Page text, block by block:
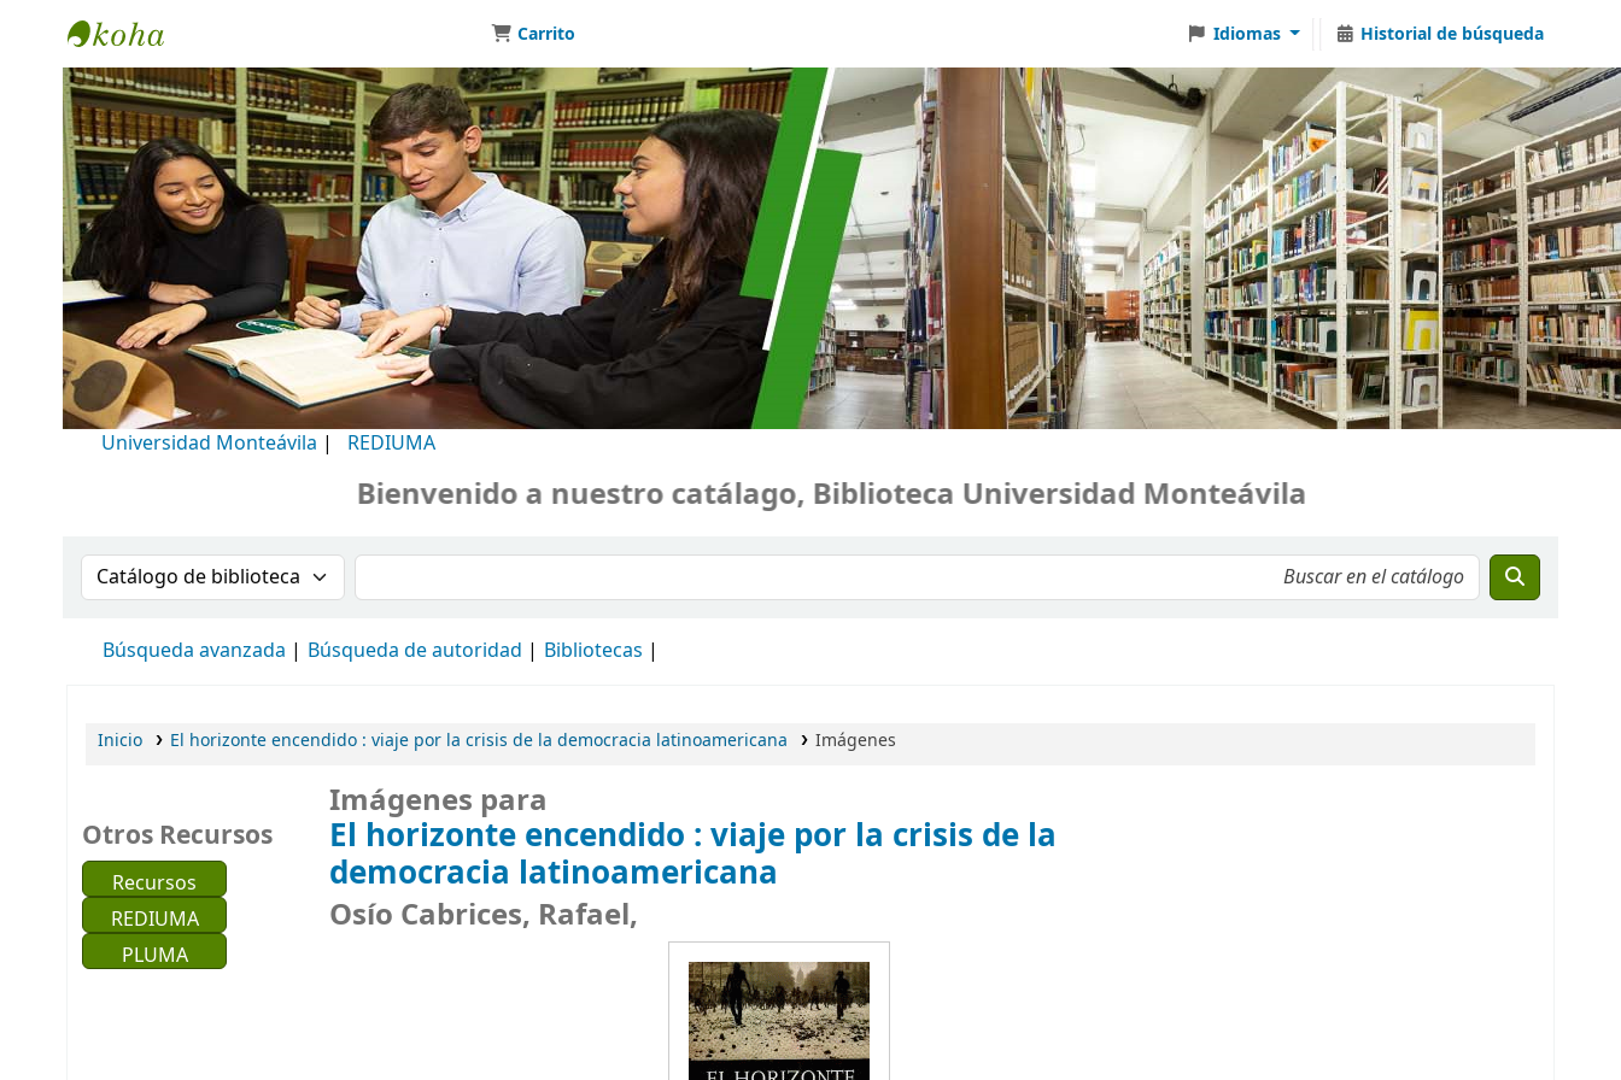
Biblioteca Universidad Monteávila
Carrito Idiomas Historial de búsqueda
Universidad Monteávila | REDIUMA
Bienvenido a nuestro catálago, Biblioteca Universidad Monteávila
Buscar en el catálogo por:Buscar en el catálogo
Búsqueda avanzada Búsqueda de autoridad Bibliotecas
Inicio El horizonte encendido : viaje por la crisis de la democracia latinoamericana Imágenes
Otros Recursos
Recursos
REDIUMA
PLUMA
Imágenes para
El horizonte encendido :viaje por la crisis de la
democracia latinoamericana
Osío Cabrices, Rafael,